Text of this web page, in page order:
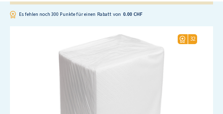
Es fehlen noch 300 Punkte für einen Rabatt von 0.00 CHF
32